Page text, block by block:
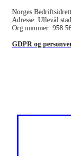
Norges
Adresse: Ullevål
Org.nummer: 958
GDPR og